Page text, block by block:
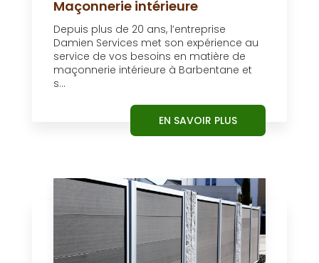
Maçonnerie intérieure
Depuis plus de 20 ans, l’entreprise
Damien Services met son expérience au
service de vos besoins en matière de
maçonnerie intérieure à Barbentane et
s...
EN SAVOIR PLUS